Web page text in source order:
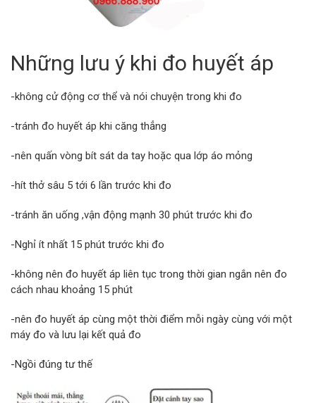
Những lưu ý khi đo huyết áp
-không cử động cơ thể và nói chuyện trong khi đo
-tránh đo huyết áp khi căng thẳng
-nên quấn vòng bít sát da tay hoặc qua lớp áo mỏng
-hít thở sâu 5 tới 6 lần trước khi đo
-tránh ăn uống ,vận động mạnh 30 phút trước khi đo
-Nghỉ ít nhất 15 phút trước khi đo
-không nên đo huyết áp liên tục trong thời gian ngắn nên đo
cách nhau khoảng 15 phút
-nên đo huyết áp cùng một thời điểm mỗi ngày cùng với một
máy đo và lưu lại kết quả đo
-Ngồi đúng tư thế